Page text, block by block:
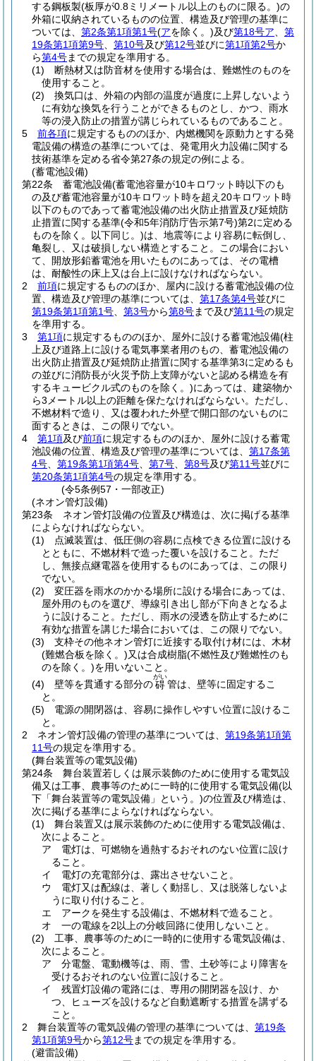
する鋼板製(板厚が0.8ミリメートル以上のものに限る。)の
外箱に収納されているものの位置、構造及び管理の基準に
ついては、 第2条第1項第1号(アを除く。)及び第18号ア
第
19条第1項第9号
第10号及び第12号並びに第1項第2号か
ら第4号までの規定を準用する。
(1)
断熱材又は防音材を使用する場合は、難燃性のものを
使用すること。
(2)
換気口は、外箱の内部の温度が過度に上昇しないよう
に有効な換気を行うことができるものとし、かつ、雨水
等の浸入防止の措置が講じられているものであること。
5
前各項に規定するもののほか、内燃機関を原動力とする発
電設備の構造の基準については、発電用火力設備に関する
技術基準を定める省令第27条の規定の例による。
(蓄電池設備)
第22条
蓄電池設備(蓄電池容量が10キロワット時以下のも
の及び蓄電池容量が10キロワット時を超え20キロワット時
以下のものであって蓄電池設備の出火防止措置及び延焼防
止措置に関する基準(令和5年消防庁告示第7号)第2に定める
ものを除く。以下同じ。)は、地震等により容易に転倒し、
亀裂し、又は破損しない構造とすること。
この場合におい
て、開放形鉛蓄電池を用いたものにあっては、その電槽
は、耐酸性の床上又は台上に設けなければならない。
2
前項に規定するもののほか、屋内に設ける蓄電池設備の位
置、構造及び管理の基準については、 第17条第4号並びに
第19条第1項第1号
第3号から第8号まで及び第11号の規定
を準用する。
3
第1項に規定するもののほか、屋外に設ける蓄電池設備(柱
上及び道路上に設ける電気事業者用のもの、蓄電池設備の
出火防止措置及び延焼防止措置に関する基準第3に定めるも
の並びに消防長が火災予防上支障がないと認める構造を有
するキュービクル式のものを除く。)にあっては、建築物か
ら3メートル以上の距離を保たなければならない。 ただし、
不燃材料で造り、又は覆われた外壁で開口部のないものに
面するときは、この限りでない。
4
第1項及び前項に規定するもののほか、屋外に設ける蓄電
池設備の位置、構造及び管理の基準については、 第17条第
4号
第19条第1項第4号 第7号 第8号及び第11号並びに
第20条第1項第4号の規定を準用する。
(令5条例57・一部改正)
(ネオン管灯設備)
第23条
ネオン管灯設備の位置及び構造は、次に掲げる基準
によらなければならない。
(1)
点滅装置は、低圧側の容易に点検できる位置に設ける
とともに、不燃材料で造った覆いを設けること。 ただ
し、無接点継電器を使用するものにあっては、この限り
でない。
(2)
変圧器を雨水のかかる場所に設ける場合にあっては、
屋外用のものを選び、導線引き出し部が下向きとなるよ
うに設けること。 ただし、雨水の浸透を防止するために
有効な措置を講じた場合においては、この限りでない。
(3)
支枠その他ネオン管灯に近接する取付け材には、木材
(難燃合板を除く。)又は合成樹脂(不燃性及び難燃性のも
のを除く。)を用いないこと。
(4)
壁等を貫通する部分の碍
がい
管は、壁等に固定するこ
と。
(5)
電源の開閉器は、容易に操作しやすい位置に設けるこ
と。
2
ネオン管灯設備の管理の基準については、 第19条第1項第
11号の規定を準用する。
(舞台装置等の電気設備)
第24条
舞台装置若しくは展示装飾のために使用する電気設
備又は工事、農事等のために一時的に使用する電気設備(以
下「舞台装置等の電気設備」という。)の位置及び構造は、
次に掲げる基準によらなければならない。
(1)
舞台装置又は展示装飾のために使用する電気設備は、
次によること。
ア
電灯は、可燃物を過熱するおそれのない位置に設け
ること。
イ
電灯の充電部分は、露出させないこと。
ウ
電灯又は配線は、著しく動揺し、又は脱落しないよ
うに取り付けること。
エ
アークを発生する設備は、不燃材料で造ること。
オ
一の電線を2以上の分岐回路に使用しないこと。
(2)
工事、農事等のために一時的に使用する電気設備は、
次によること。
ア
分電盤、電動機等は、雨、雪、土砂等により障害を
受けるおそれのない位置に設けること。
イ
残置灯設備の電路には、専用の開閉器を設け、か
つ、ヒューズを設けるなど自動遮断する措置を講ずる
こと。
2
舞台装置等の電気設備の管理の基準については、 第19条
第1項第9号から第12号までの規定を準用する。
(避雷設備)